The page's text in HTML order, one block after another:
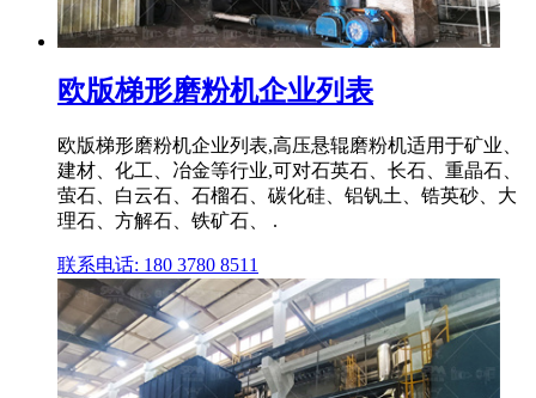
欧版梯形磨粉机企业列表
欧版梯形磨粉机企业列表,高压悬辊磨粉机适用于矿业、
建材、化工、冶金等行业,可对石英石、长石、重晶石、
萤石、白云石、石榴石、碳化硅、铝钒土、锆英砂、大
理石、方解石、铁矿石、 .
联系电话: 180 3780 8511